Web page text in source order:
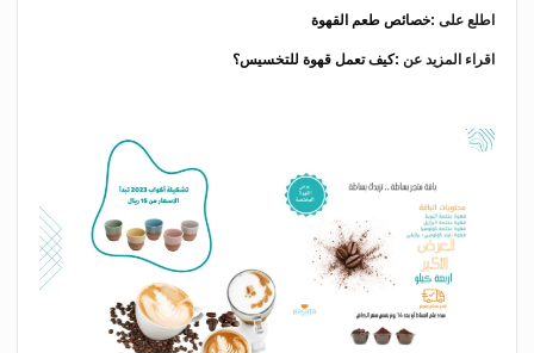
اطلع على :خصائص طعم القهوة
اقراء المزيد عن :كيف تعمل قهوة للتخسيس؟